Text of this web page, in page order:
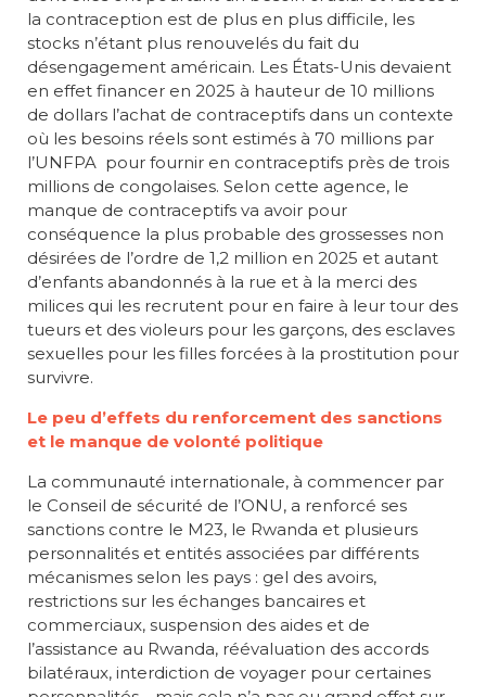
la contraception est de plus en plus difficile, les
stocks n’étant plus renouvelés du fait du
désengagement américain. Les États-Unis devaient
en effet financer en 2025 à hauteur de 10 millions
de dollars l’achat de contraceptifs dans un contexte
où les besoins réels sont estimés à 70 millions par
l’UNFPA pour fournir en contraceptifs près de trois
millions de congolaises. Selon cette agence, le
manque de contraceptifs va avoir pour
conséquence la plus probable des grossesses non
désirées de l’ordre de 1,2 million en 2025 et autant
d’enfants abandonnés à la rue et à la merci des
milices qui les recrutent pour en faire à leur tour des
tueurs et des violeurs pour les garçons, des esclaves
sexuelles pour les filles forcées à la prostitution pour
survivre.
Le peu d’effets du renforcement des sanctions
et le manque de volonté politique
La communauté internationale, à commencer par
le Conseil de sécurité de l’ONU, a renforcé ses
sanctions contre le M23, le Rwanda et plusieurs
personnalités et entités associées par différents
mécanismes selon les pays : gel des avoirs,
restrictions sur les échanges bancaires et
commerciaux, suspension des aides et de
l’assistance au Rwanda, réévaluation des accords
bilatéraux, interdiction de voyager pour certaines